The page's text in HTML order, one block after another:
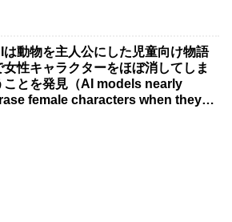
は動物を主人公にした児童向け物語
女性キャラクターをほぼ消してしま
ことを発見（AI models nearly
female characters when they